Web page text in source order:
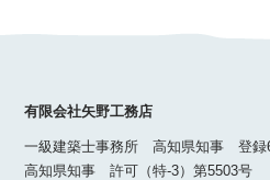
有限会社矢野工務店
一級建築士事務所 高知県知事 登録
高知県知事 許可（特-3）第5503号